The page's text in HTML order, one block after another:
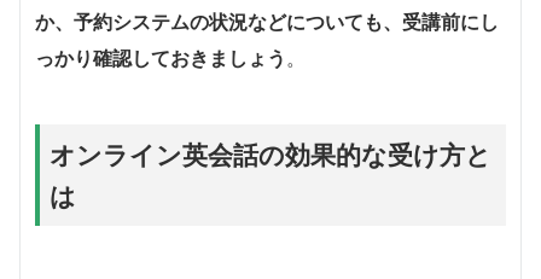
か、予約システムの状況などについても、受講前にし
っかり確認しておきましょう 。
オンライン英会話の効果的な受け方と
は